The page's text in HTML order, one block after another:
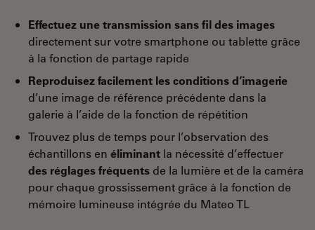
Effectuez une transmission sans fil des images
directement sur votre smartphone ou tablette grâce
à la fonction de partage rapide
Reproduisez facilement les conditions d’imagerie
d’une image de référence précédente dans la
galerie à l’aide de la fonction de répétition
Trouvez plus de temps pour l’observation des
échantillons en éliminant la nécessité d’effectuer
des réglages fréquents de la lumière et de la caméra
pour chaque grossissement grâce à la fonction de
mémoire lumineuse intégrée du Mateo TL